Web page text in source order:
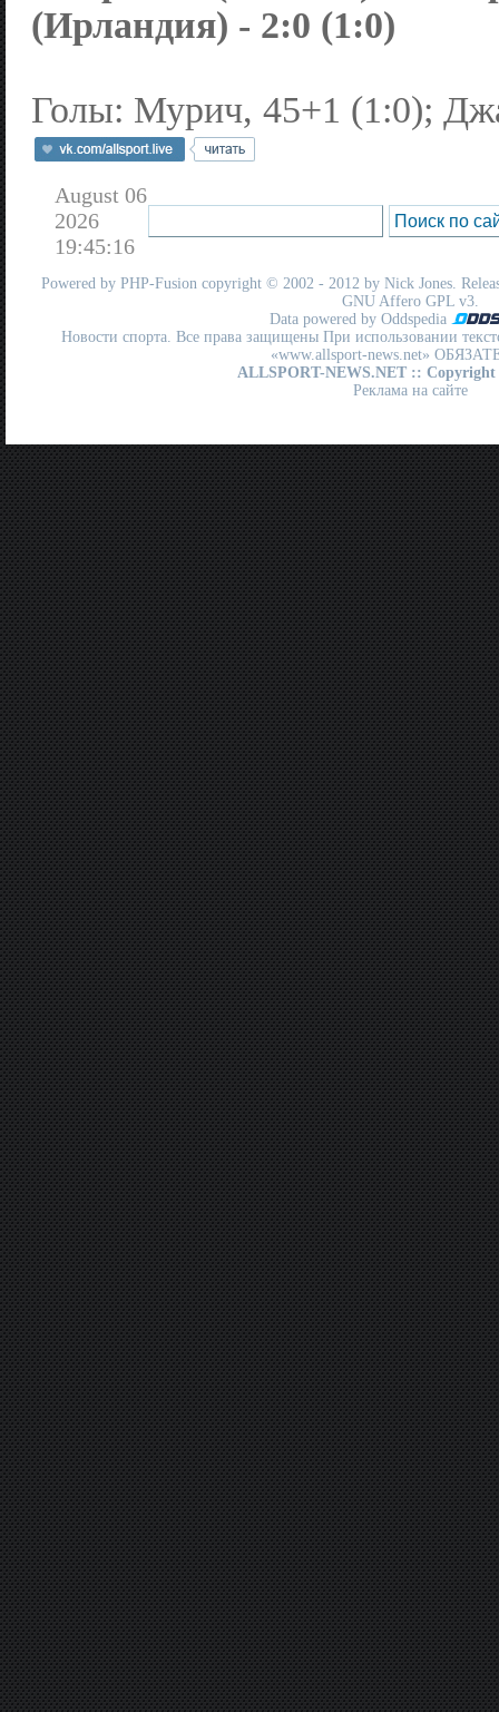
(Ирландия) - 2:0 (1:0)
Голы: Мурич, 45+1 (1:0);
August 06
2026
19:45:16
Powered by PHP-Fusion copyright © 2002 - 2012 by Nick Jones.
GNU Affero GPL v3.
Data powered by Oddspedia
Новости спорта. Все права защищены При использовании
«www.allsport-news.net»
ALLSPORT-NEWS.NET :: Copyright
Реклама на сайте